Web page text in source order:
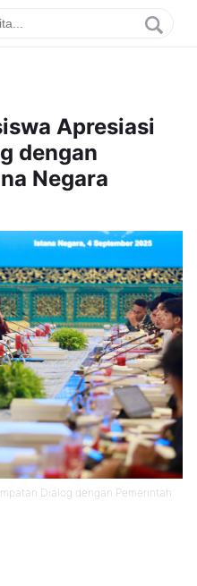
Apresiasi
dengan
Negara
Dialog dengan Pemerintah